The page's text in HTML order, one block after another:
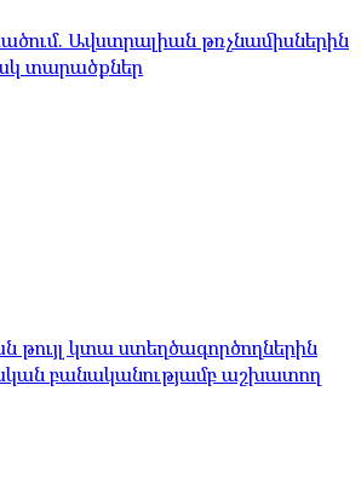
Ավստրալիան թռչնամիսներին
տարածքներ
թույլ կտա ստեղծագործողներին
​​բանականությամբ աշխատող